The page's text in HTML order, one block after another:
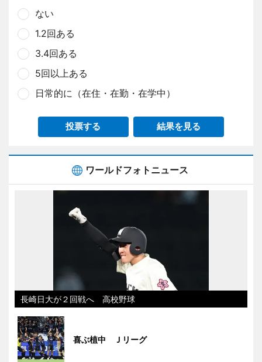
ない
1.2回ある
3.4回ある
5回以上ある
日常的に（在住・在勤・在学中）
投票する 結果を見る
ワールドフォトニュース
長崎日大が２回戦へ 高校野球
喜ぶ植中 Ｊリーグ